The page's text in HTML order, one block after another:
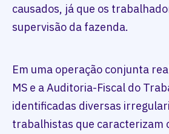
causados, já que os
supervisão da fazenda.
Em uma operação conjunta
MS e a Auditoria-Fiscal do
identificadas diversas
trabalhistas que caracterizam